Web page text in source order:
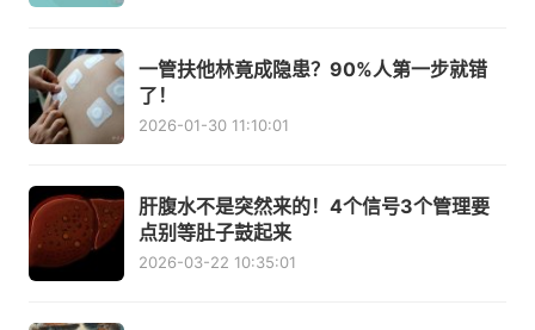
一管扶他林竟成隐患？90%人第一步就错
了！
2026-01-30 11:10:01
肝腹水不是突然来的！4个信号3个管理要
点别等肚子鼓起来
2026-03-22 10:35:01